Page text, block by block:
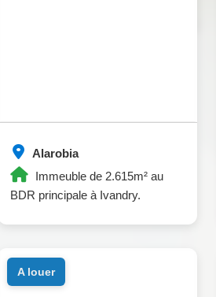
Alarobia
Immeuble de 2.615m² au
BDR principale à Ivandry.
a louer